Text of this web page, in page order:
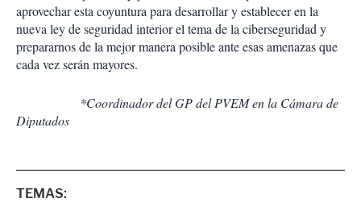
aprovechar esta coyuntura para desarrollar y establecer en la
nueva ley de seguridad interior el tema de la ciberseguridad y
prepararnos de la mejor manera posible ante esas amenazas que
cada vez serán mayores.
*Coordinador del GP del PVEM en la Cámara de
Diputados
TEMAS: